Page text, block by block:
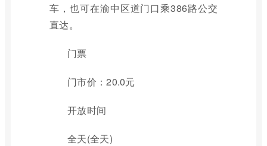
车，也可在渝中区道门口乘386路公交
直达。
门票
门市价：20.0元
开放时间
全天(全天)